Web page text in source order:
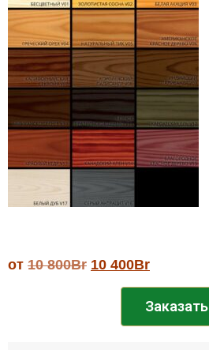
от 10 800Br 10 400Br
Заказать